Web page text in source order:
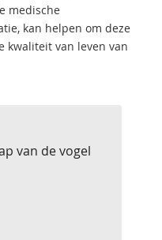
medische
kan helpen om deze
kwaliteit van leven van
van de vogel